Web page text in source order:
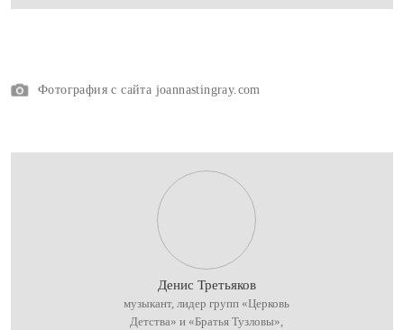
Фотография с сайта joannastingray.com
Денис Третьяков
музыкант, лидер групп «Церковь
Детства» и «Братья Тузловы»,